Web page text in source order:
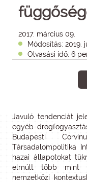
2017. március 09.
Módosítás: 2019.
Olvasási idő: 6
Javuló tendenciát
egyéb
Budapesti
Társadalompolitika
hazai állapotokat
elmúlt több mint
nemzetközi